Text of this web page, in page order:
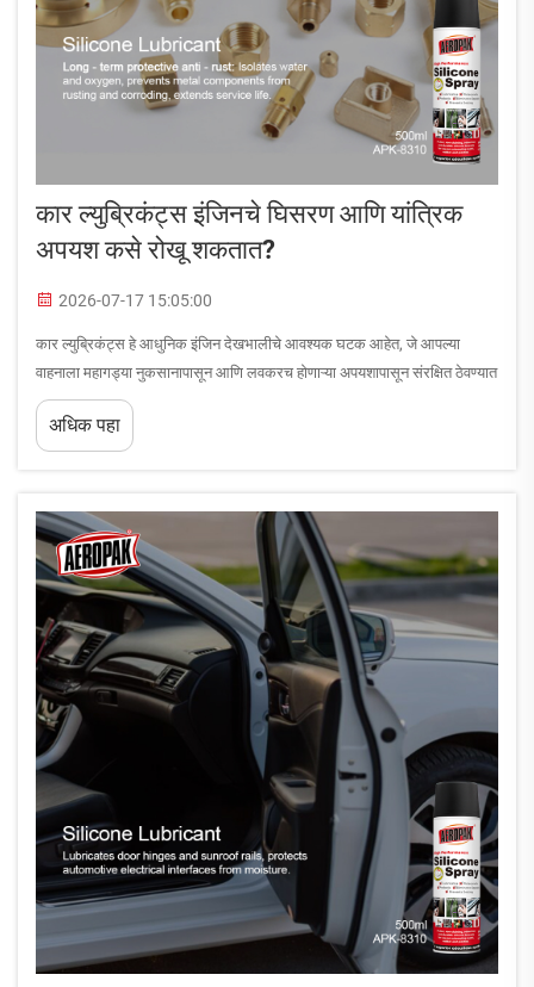
कार ल्युब्रिकंट्स इंजिनचे घिसरण आणि यांत्रिक
अपयश कसे रोखू शकतात?
2026-07-17 15:05:00
कार ल्युब्रिकंट्स हे आधुनिक इंजिन देखभालीचे आवश्यक घटक आहेत, जे आपल्या
वाहनाला महागड्या नुकसानापासून आणि लवकरच होणाऱ्या अपयशापासून संरक्षित ठेवण्यात
महत्त्वाची भूमिका बजावतात. कार ल्युब्रिकंट्स कसे काम करतात याची समज घेणे, जे
इंजिनचे घिसरण आणि यांत्रिक अपयश रोखण्यासाठी आवश्यक आहे, ते...
अधिक पहा